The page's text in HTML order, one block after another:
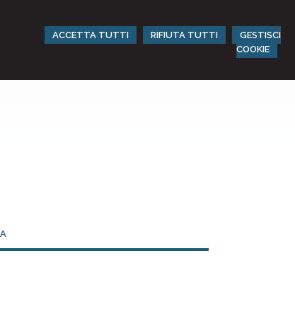
ACCETTA TUTTI RIFIUTA TUTTI
GESTISCI
COOKIE